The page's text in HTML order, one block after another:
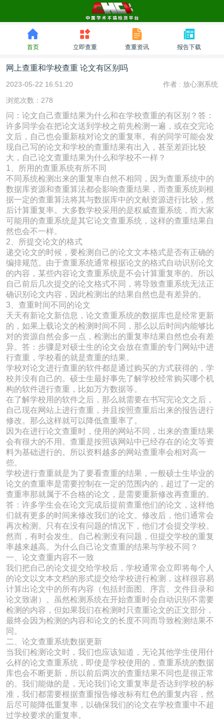
首页 立即查重 查重资讯 报告下载
网上查重和学校查重 论文有区别吗
2023-05-22 16:51:20 作者 : 放心测系统
浏览次数：278
问：论文自己查重结果为什么和在学校查重的有区别？答：
许多同学会在把论文送到学校之前先检测一遍，或在交完论
文后，自己也会重新核对论文的重复率。有的同学可能会发
现自己写的论文和学校的查重结果有出入，甚至差距比较
大，自己论文查重结果为什么和学校不一样？
1、所用的查重系统有所不同
不同系统检测出来的重复率自然不相同，因为查重系统中的
数据库资源和查重算法都会影响查重结果，而查重系统则根
据一定的查重算法将其与数据库中的文献资源进行比较，然
后计算重复率。大多数学校采用的是权威查重系统，而大家
可能用的查重系统是其它论文查重系统，这样的查重结果自
然也会不一样。
2、所提交论文的格式
递交论文的时候，要检测自己的论文文本格式是否有正确的
编排规范。由于查重系统通常根据论文的格式自动识别论文
的内容，某些内容论文查重系统是不会计算重复率的。所以
自己前后几次提交的论文格式不同，将导致查重系统无法正
确识别论文内容，因此检测出的结果自然也是有差异的。
3、查重时间不同的论文
天天有新论文新信息，论文查重系统的数据库也是经常更新
的，如果上载论文的检测时间不同，那么以后时间内能够比
对的资源自然会多一点，检测出的重复率结果自然也会有差
异。答：步骤是对硕士生的论文会放在查重的专门网站中进
行查重，学校看的就是查重的结果。
学校对论文进行查重的软件都是通过购买的方式获得的，学
校并没有自己的。硕士生最好事先了解学校经常购买哪个机
构的软件进行查重，比如万方数据等。
在了解学校用的软件之后，那么就需要在书写完论文之后，
自己现在网站上进行查重，并且按照查重后出来的报告进行
修改。那么这样就可以降低查重率了。
因为在进行论文查重时，使用的网站不同，出来的查重结果
会有很大的不用。查重是按照该网站中已经存在的论文等资
料为基础进行的。所以资料越多的网站查重率会相对高一
些。
学校进行查重就是为了要看查重的结果，一般硕士生毕业的
论文的查重率是需要控制在一定的范围内的，超过了一定的
查重率那就属于不合格的论文，是需要重新修改再查重的。
答：许多学生会在论文完成后提前查重他们的论文，这样他
们就有更多的时间来修改我们的论文。修改后，他们通常会
再次检测。只有在没有问题的情况下，他们才会提交学校。
然而，有时会发生。自己检测没有问题，但提交学校的重复
率越来越高。为什么自己论文查重的结果与学校不同？
一、论文查重内容不一致
我们把自己的论文提交给学校后，学校通常会立即将每个人
的论文以文本文档的形式提交给学校进行检测，这样很容易
计算出论文中的所有内容（包括封面图、序言、文件目录和
论文致谢）。虽然检测系统在开始查重时会自动识别不需要
检测的内容，但如果我们在检测时只查重论文的正文部分，
最终会因为检测的内容和论文的长度不同而导致检测结果不
同。
二、论文查重系统数据更新
当我们检测论文时，我们也应该知道，无论其他学生使用什
么样的论文查重系统，即使是学校使用的，查重系统的数据
库也会不断更新，所以前后两次的查重结果不同也是很正常
的。我们能做的是，无论我们论文重复率是否达到学校的标
准，我们都需要根据查重报告修改标有红色的重复内容，然
后尽可能降低重复率，以确保我们的论文在学校查重中不超
过学校要求的重复率。